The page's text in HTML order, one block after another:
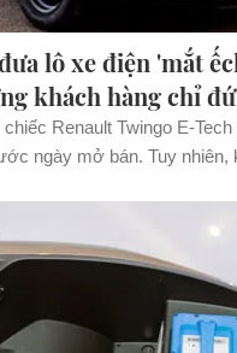
lô xe điện 'mắt
khách hàng chỉ
chiếc Renault Twingo E-
ngày mở bán. Tuy
lái thuận.